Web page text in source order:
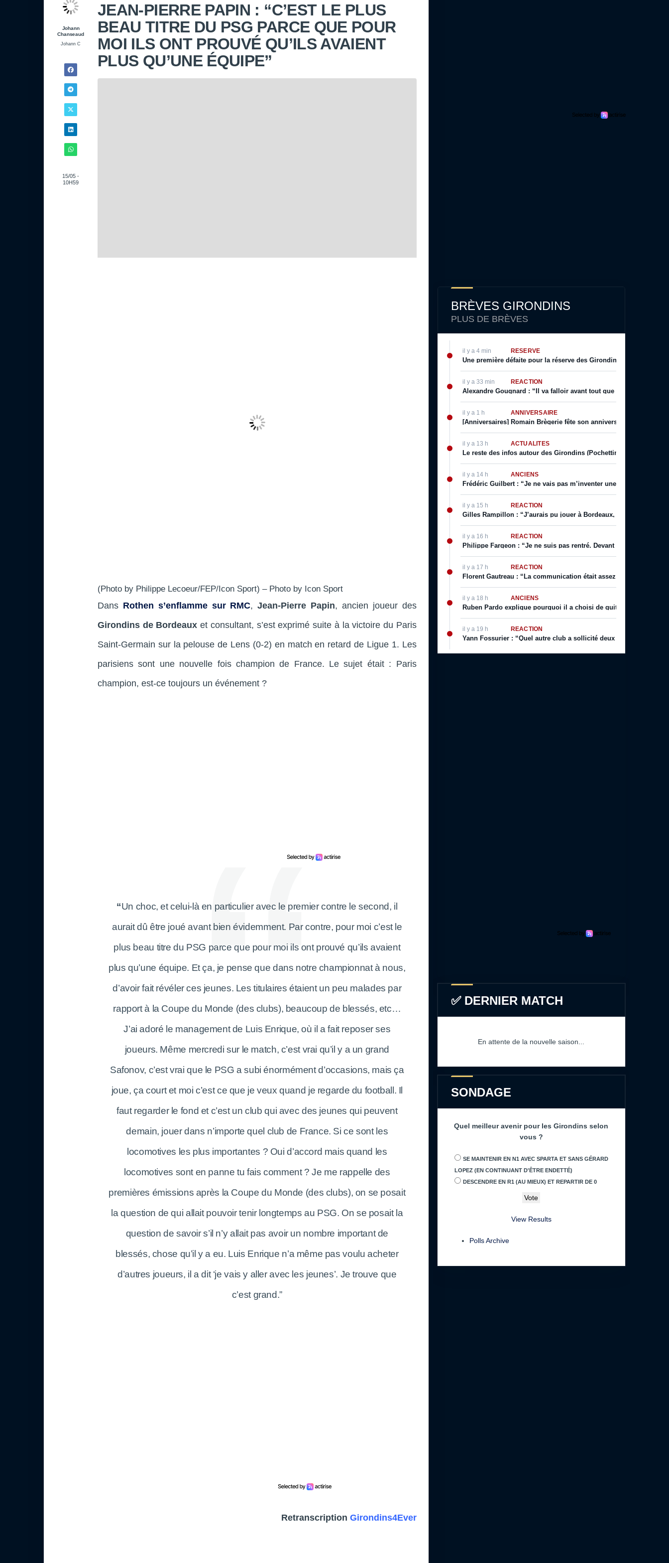
Johann
Chanseaud
Johann C
15/05 -
10H59
JEAN-PIERRE PAPIN : “C’EST LE PLUS
BEAU TITRE DU PSG PARCE QUE POUR
MOI ILS ONT PROUVÉ QU’ILS AVAIENT
PLUS QU’UNE ÉQUIPE”
(Photo by Philippe Lecoeur/FEP/Icon Sport) – Photo by Icon Sport
Dans Rothen s’enflamme sur RMC,Jean-Pierre Papin, ancien joueur des
Girondins de Bordeaux et consultant, s’est exprimé suite à la victoire du Paris
Saint-Germain sur la pelouse de Lens (0-2) en match en retard de Ligue 1. Les
parisiens sont une nouvelle fois champion de France. Le sujet était : Paris
champion, est-ce toujours un événement ?
“Un choc, et celui-là en particulier avec le premier contre le second, il
aurait dû être joué avant bien évidemment. Par contre, pour moi c’est le
plus beau titre du PSG parce que pour moi ils ont prouvé qu’ils avaient
plus qu’une équipe. Et ça, je pense que dans notre championnat à nous,
d’avoir fait révéler ces jeunes. Les titulaires étaient un peu malades par
rapport à la Coupe du Monde (des clubs), beaucoup de blessés, etc…
J’ai adoré le management de Luis Enrique, où il a fait reposer ses
joueurs. Même mercredi sur le match, c’est vrai qu’il y a un grand
Safonov, c’est vrai que le PSG a subi énormément d’occasions, mais ça
joue, ça court et moi c’est ce que je veux quand je regarde du football. Il
faut regarder le fond et c’est un club qui avec des jeunes qui peuvent
demain, jouer dans n’importe quel club de France. Si ce sont les
locomotives les plus importantes ? Oui d’accord mais quand les
locomotives sont en panne tu fais comment ? Je me rappelle des
premières émissions après la Coupe du Monde (des clubs), on se posait
la question de qui allait pouvoir tenir longtemps au PSG. On se posait la
question de savoir s’il n’y allait pas avoir un nombre important de
blessés, chose qu’il y a eu. Luis Enrique n’a même pas voulu acheter
d’autres joueurs, il a dit ‘je vais y aller avec les jeunes’. Je trouve que
c’est grand.”
Retranscription Girondins4Ever
BRÈVES GIRONDINS
PLUS DE BRÈVES
il y a 4 min RÉSERVE
Une première défaite pour la réserve des Girondins, Yazid Mokhfi
il y a 33 min RÉACTION
Alexandre Gougnard : “Il va falloir avant tout que le Comex
il y a 1 h ANNIVERSAIRE
[Anniversaires] Romain Brègerie fête son anniversaire ce 9 Août
il y a 13 h ACTUALITÉS
Le reste des infos autour des Girondins (Pochettino prolonge,
il y a 14 h ANCIENS
Frédéric Guilbert : “Je ne vais pas m’inventer une vie. J’ai
il y a 15 h RÉACTION
Gilles Rampillon : “J’aurais pu jouer à Bordeaux, j’aurais pu
il y a 16 h RÉACTION
Philippe Fargeon : “Je ne suis pas rentré. Devant mon public. Ça,
il y a 17 h RÉACTION
Florent Gautreau : “La communication était assez bonne de la
il y a 18 h ANCIENS
Ruben Pardo explique pourquoi il a choisi de quitter Bordeaux
il y a 19 h RÉACTION
Yann Fossurier : “Quel autre club a sollicité deux fois un
✅ DERNIER MATCH
En attente de la nouvelle saison...
SONDAGE
Quel meilleur avenir pour les Girondins selon
vous ?
SE MAINTENIR EN N1 AVEC SPARTA ET SANS GÉRARD
LOPEZ (EN CONTINUANT D'ÊTRE ENDETTÉ)
DESCENDRE EN R1 (AU MIEUX) ET REPARTIR DE 0
View Results
Polls Archive